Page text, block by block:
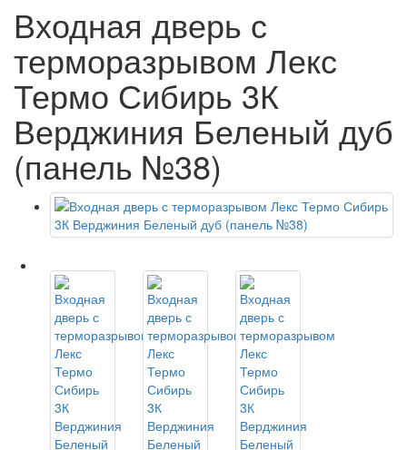
Входная дверь с
терморазрывом Лекс
Термо Сибирь 3К
Верджиния Беленый дуб
(панель №38)